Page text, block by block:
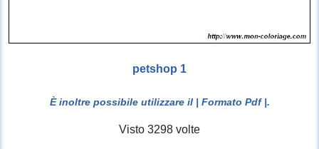
petshop 1
È inoltre possibile utilizzare il | Formato Pdf |.
Visto 3298 volte